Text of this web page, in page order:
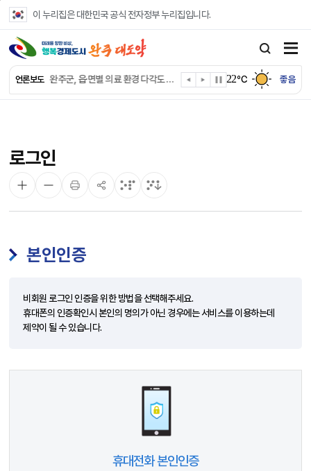
이 누리집은 대한민국 공식 전자정부 누리집입니다.
언론보도
완주군, ‘수의계약 총량제’ 개편 운영
완주군 청소년, 초록우산 지원으로 치과 치료
완주군, 읍·면별 의료 환경 다각도 진단한다
완주군, 모바일 헬스케어 “내 건강 변화 직접 확인”
22℃ 좋음
로그인
본인인증
비회원 로그인 인증을 위한 방법을 선택해주세요.
휴대폰의 인증확인시 본인의 명의가 아닌 경우에는 서비스를 이용하는데
제약이 될 수 있습니다.
휴대전화 본인인증